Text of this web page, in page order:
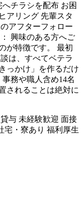
チラシを配布 お困
アリング 先輩スタ
アフターフォロー
興味のある方へご
が特徴です。 最初
は、すべてベテラ
っかけ」を作るだけ
務や職人含め14名
されることは絶対に
与 未経験歓迎 面接
宅・寮あり 福利厚生